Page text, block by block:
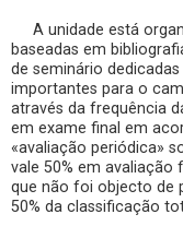
A unidade está
baseadas em
de seminário
importantes para o
através da frequência
em exame final em
«avaliação periódica»
vale 50% em avaliação
que não foi objecto de
50% da classificação